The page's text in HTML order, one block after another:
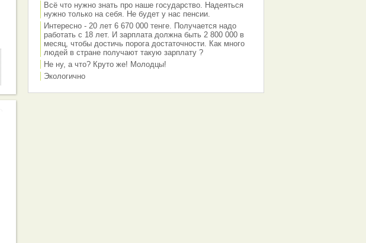
Всё что нужно знать про наше государство. Надеяться
нужно только на себя. Не будет у нас пенсии.
Интересно - 20 лет 6 670 000 тенге. Получается надо
работать с 18 лет. И зарплата должна быть 2 800 000 в
месяц, чтобы достичь порога достаточности. Как много
людей в стране получают такую зарплату ?
Не ну, а что? Круто же! Молодцы!
Экологично